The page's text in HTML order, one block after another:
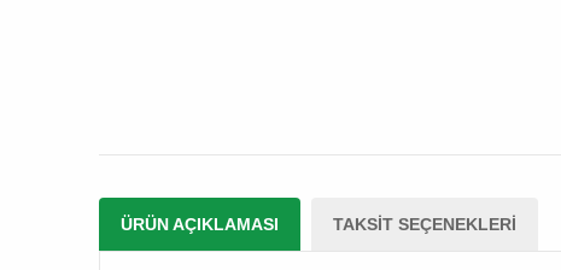
ÜRÜN AÇIKLAMASI TAKSIT SEÇENEKLERI